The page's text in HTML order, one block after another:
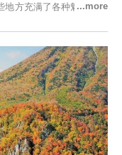
地方充满了各种魅力，包